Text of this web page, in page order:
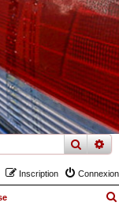
Connexion
Inscription